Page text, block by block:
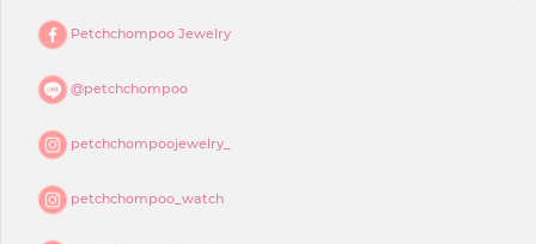
Petchchompoo Jewelry
@petchchompoo
petchchompoojewelry_
petchchompoo_watch